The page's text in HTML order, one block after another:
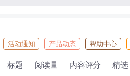
活动通知 产品动态 帮助中心
标题 阅读量 内容评分 精选